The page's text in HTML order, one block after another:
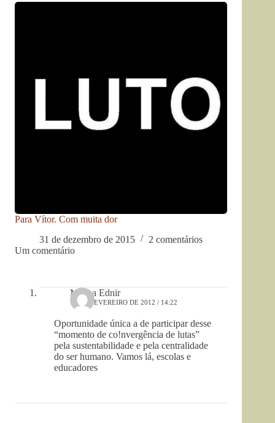
Para Vítor. Com muita dor
31 de dezembro de 2015
2 comentários
Um comentário
Madza Ednir
10 DE FEVEREIRO DE 2012 / 14:22
Oportunidade única a de participar desse
“momento de co!nvergência de lutas”
pela sustentabilidade e pela centralidade
do ser humano. Vamos lá, escolas e
educadores